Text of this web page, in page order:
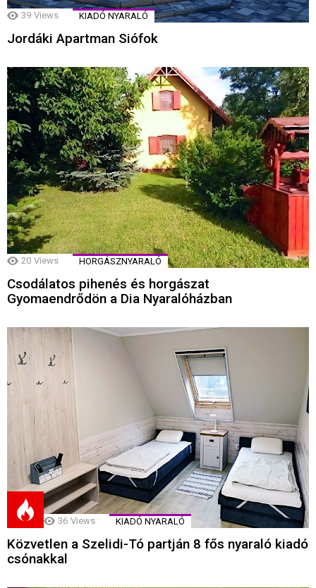
39 Views KIADÓ NYARALÓ
Jordáki Apartman Siófok
20 Views HORGÁSZNYARALÓ
Csodálatos pihenés és horgászat
Gyomaendrődön a Dia Nyaralóházban
36 Views KIADÓ NYARALÓ
Közvetlen a Szelidi-Tó partján 8 fős nyaraló kiadó
csónakkal